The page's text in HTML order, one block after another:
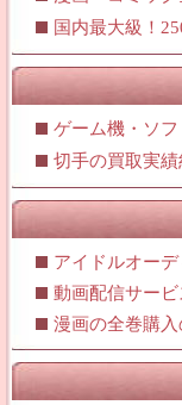
国内最大級！
ゲーム機・ソフ
切手の買取実績
アイドルオー
動画配信サービ
漫画の全巻購入